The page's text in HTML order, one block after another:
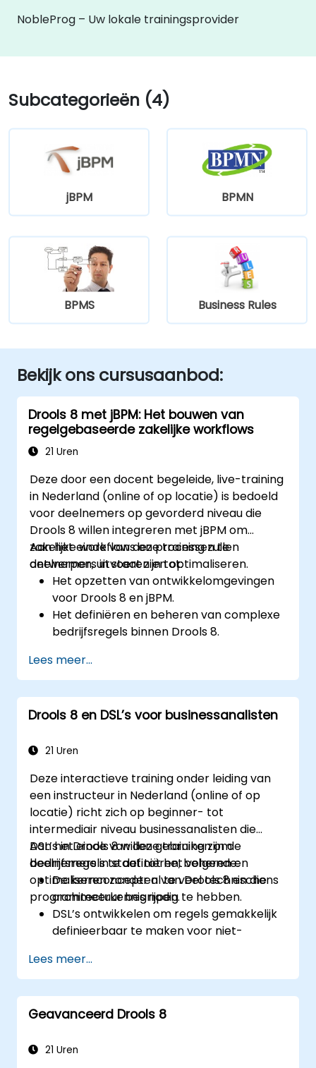
NobleProg – Uw lokale trainingsprovider
Subcategorieën (4)
jBPM BPMN
BPMS Business Rules
Bekijk ons cursusaanbod:
Drools 8 met jBPM: Het bouwen van
regelgebaseerde zakelijke workflows
21 Uren
Deze door een docent begeleide, live-training
in Nederland (online of op locatie) is bedoeld
voor deelnemers op gevorderd niveau die
Drools 8 willen integreren met jBPM om
zakelijke workflows en processen te
ontwerpen, uitvoeren en optimaliseren.
Aan het einde van deze training zullen
deelnemers in staat zijn tot:
Het opzetten van ontwikkelomgevingen
voor Drools 8 en jBPM.
Het definiëren en beheren van complexe
bedrijfsregels binnen Drools 8.
workflows met behulp van jBPM.
Het integreren van Drools-regels in jBPM-
processen voor dynamische
besluitvorming.
problemen bij regelgedreven workflows.
Lees meer...
Drools 8 en DSL’s voor businessanalisten
21 Uren
Deze interactieve training onder leiding van
een instructeur in Nederland (online of op
locatie) richt zich op beginner- tot
intermediair niveau businessanalisten die
DSL’s in Drools 8 willen gebruiken om
bedrijfsregels te definiëren, beheren en
optimaliseren zonder al te veel technische
programmeerkennis nodig te hebben.
Aan het einde van deze training zijn de
deelnemers in staat tot het volgende:
De kernconcepten van Drools 8 en diens
architectuur begrijpen.
DSL’s ontwikkelen om regels gemakkelijk
definieerbaar te maken voor niet-
Regels effectief beheren, testen en
onderhouden met behulp van Drools
Workbench.
Samenwerken met technische teams bij
bedrijfsregels.
Lees meer...
Geavanceerd Drools 8
21 Uren